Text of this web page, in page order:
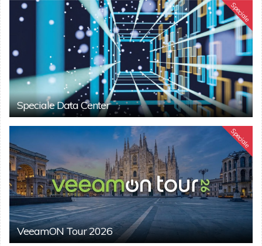
Speciale
Speciale Data Center
Speciale
VeeamON Tour 2026